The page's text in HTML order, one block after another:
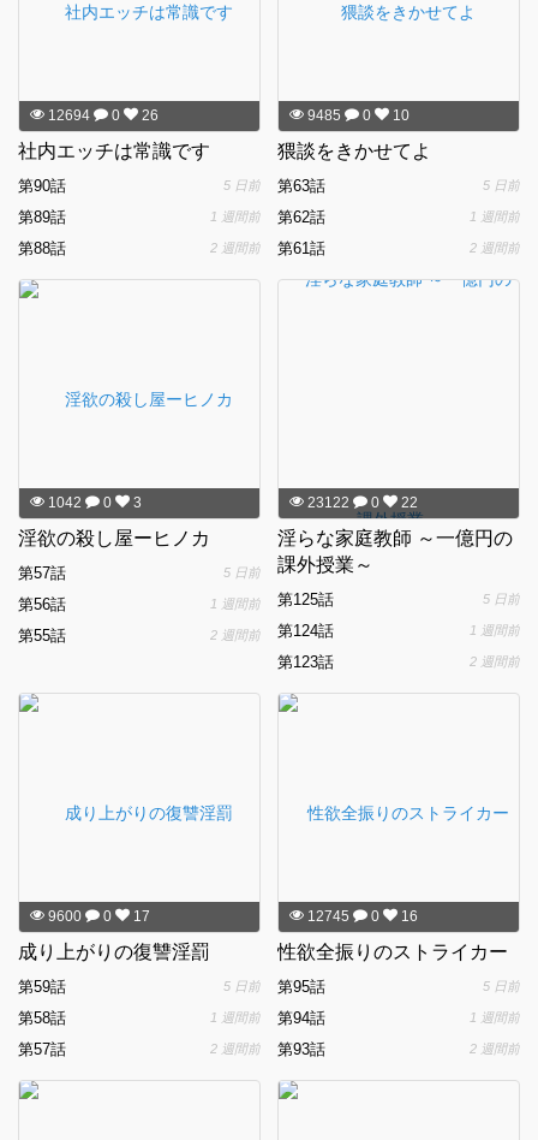
12694 0 26
社内エッチは常識です
第90話 5 日前
第89話 1 週間前
第88話 2 週間前
9485 0 10
猥談をきかせてよ
第63話 5 日前
第62話 1 週間前
第61話 2 週間前
1042 0 3
淫欲の殺し屋ーヒノカ
第57話 5 日前
第56話 1 週間前
第55話 2 週間前
23122 0 22
淫らな家庭教師 ～一億円の
課外授業～
第125話 5 日前
第124話 1 週間前
第123話 2 週間前
9600 0 17
成り上がりの復讐淫罰
第59話 5 日前
第58話 1 週間前
第57話 2 週間前
12745 0 16
性欲全振りのストライカー
第95話 5 日前
第94話 1 週間前
第93話 2 週間前